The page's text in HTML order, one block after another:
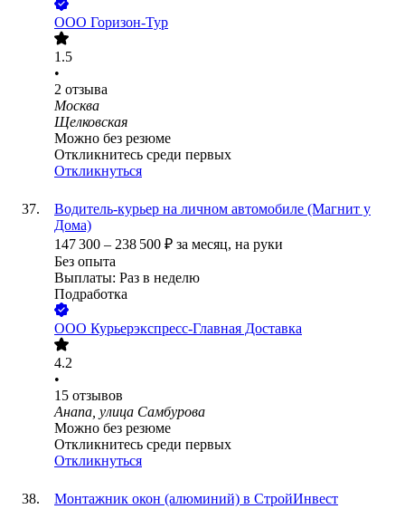
ООО Горизон-Тур
1.5
•
2 отзыва
Москва
Щелковская
Можно без резюме
Откликнитесь среди первых
Откликнуться
Водитель-курьер на личном автомобиле (Магнит у
Дома)
147 300 – 238 500 ₽ за месяц, на руки
Без опыта
Выплаты: Раз в неделю
Подработка
ООО Курьерэкспресс-Главная Доставка
4.2
•
15 отзывов
Анапа, улица Самбурова
Можно без резюме
Откликнитесь среди первых
Откликнуться
Монтажник окон (алюминий) в СтройИнвест